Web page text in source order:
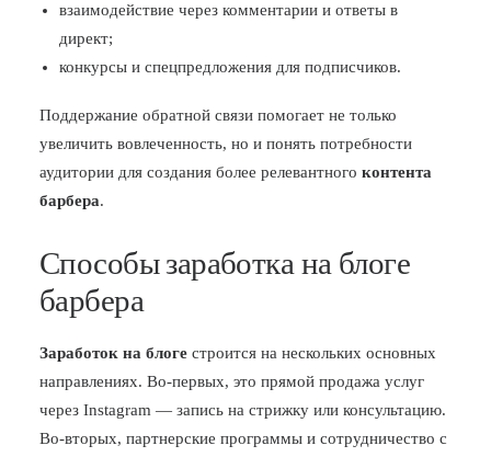
взаимодействие через комментарии и ответы в
директ;
конкурсы и спецпредложения для подписчиков.
Поддержание обратной связи помогает не только
увеличить вовлеченность, но и понять потребности
аудитории для создания более релевантного контента
барбера.
Способы заработка на блоге
барбера
Заработок на блоге строится на нескольких основных
направлениях. Во-первых, это прямой продажа услуг
через Instagram — запись на стрижку или консультацию.
Во-вторых, партнерские программы и сотрудничество с